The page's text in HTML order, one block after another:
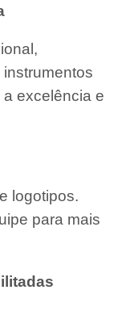
excelência e
logotipos.
para mais